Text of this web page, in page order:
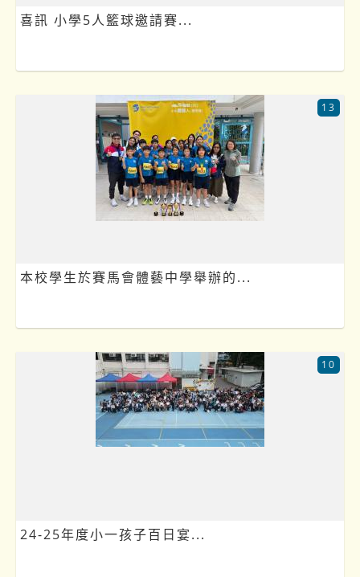
喜訊 小學5人籃球邀請賽...
本校學生於賽馬會體藝中學舉辦的...
13
24-25年度小一孩子百日宴...
10